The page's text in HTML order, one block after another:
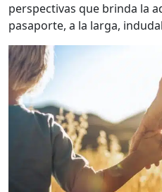
perspectivas que brinda la
pasaporte, a la larga,